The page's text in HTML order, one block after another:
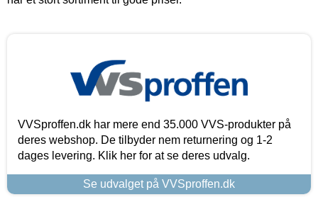
VVSproffen.dk har mere end 35.000 VVS-produkter på
deres webshop. De tilbyder nem returnering og 1-2
dages levering. Klik her for at se deres udvalg.
Se udvalget på VVSproffen.dk